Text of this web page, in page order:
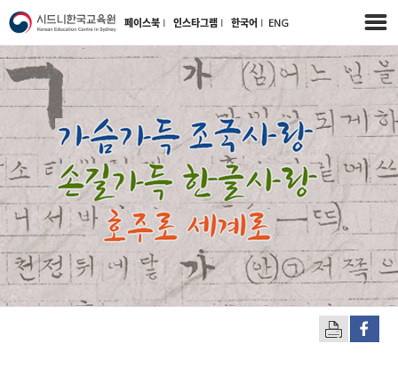
페이스북 l 인스타그램 l 한국어 l ENG